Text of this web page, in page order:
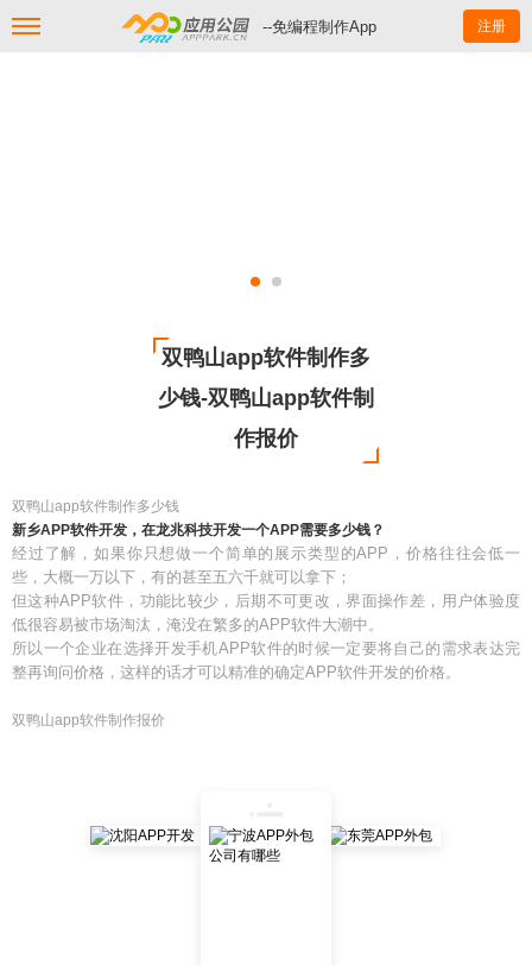
--免编程制作App 注册
双鸭山app软件制作多
少钱-双鸭山app软件制
作报价
双鸭山app软件制作多少钱
新乡APP软件开发，在龙兆科技开发一个APP需要多少钱？
经过了解，如果你只想做一个简单的展示类型的APP，价格往往会低一
些，大概一万以下，有的甚至五六千就可以拿下；
但这种APP软件，功能比较少，后期不可更改，界面操作差，用户体验度
低很容易被市场淘汰，淹没在繁多的APP软件大潮中。
所以一个企业在选择开发手机APP软件的时候一定要将自己的需求表达完
整再询问价格，这样的话才可以精准的确定APP软件开发的价格。
双鸭山app软件制作报价